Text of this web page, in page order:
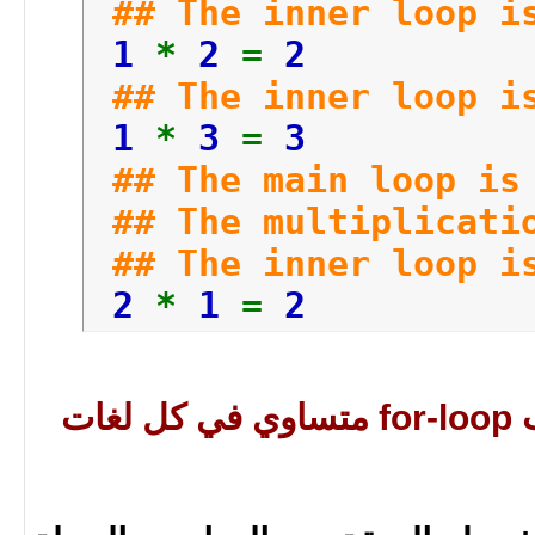
return0;
}
## The inner loop
1 * 2 = 2
## The inner loop
1 * 3 = 3
## The main loop
## The
## The inner loop
2 * 1 = 2
## The inner loop
هل ال syntax الخاص ب for-loop متساوي في كل لغات